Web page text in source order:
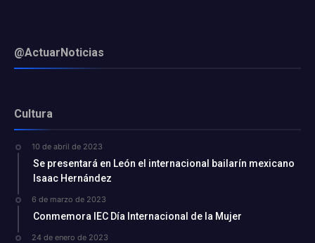
@ActuarNoticias
Cultura
10 de abril de 2023
Se presentará en León el internacional bailarín mexicano
Isaac Hernández
6 de marzo de 2023
Conmemora IEC Día Internacional de la Mujer
24 de enero de 2023